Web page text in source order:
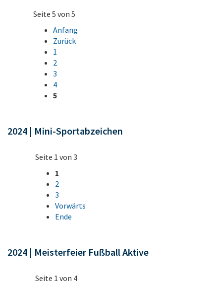
Seite 5 von 5
Anfang
Zurück
1
2
3
4
5
2024 | Mini-Sportabzeichen
Seite 1 von 3
1
2
3
Vorwärts
Ende
2024 | Meisterfeier Fußball Aktive
Seite 1 von 4